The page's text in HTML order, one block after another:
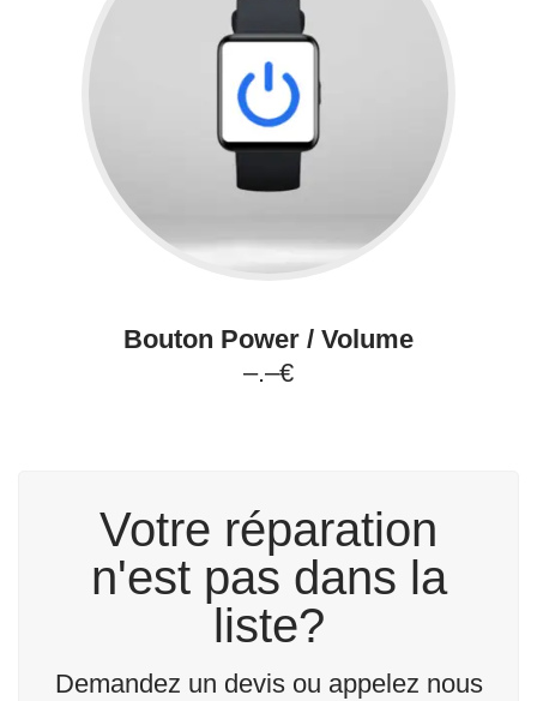
Bouton Power / Volume
–.–€
Votre réparation
n'est pas dans la
liste?
Demandez un devis ou appelez nous